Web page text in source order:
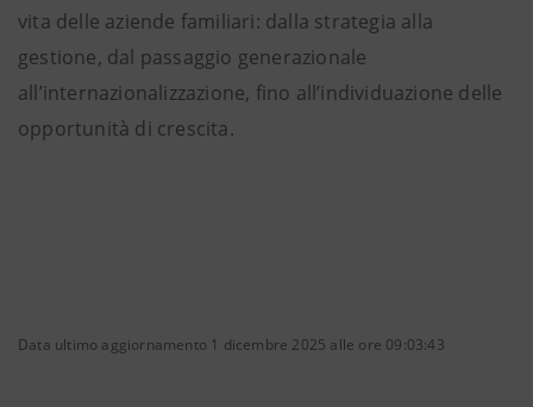
vita delle aziende familiari: dalla strategia alla
gestione, dal passaggio generazionale
all’internazionalizzazione, fino all’individuazione delle
opportunità di crescita.
Data ultimo aggiornamento 1 dicembre 2025 alle ore 09:03:43